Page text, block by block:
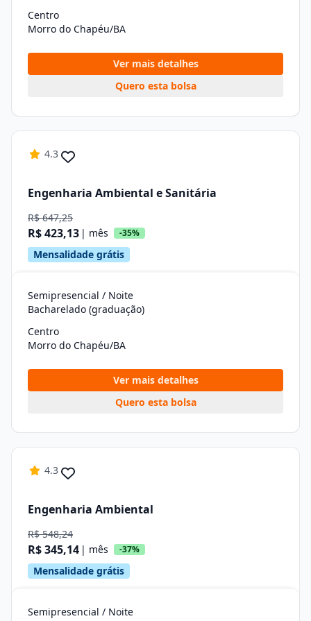
Centro
Morro do Chapéu/BA
Ver mais detalhes
Quero esta bolsa
4.3
Engenharia Ambiental e Sanitária
R$ 647,25
R$ 423,13 | mês -35%
Mensalidade grátis
Semipresencial / Noite
Bacharelado (graduação)
Centro
Morro do Chapéu/BA
Ver mais detalhes
Quero esta bolsa
4.3
Engenharia Ambiental
R$ 548,24
R$ 345,14 | mês -37%
Mensalidade grátis
Semipresencial / Noite